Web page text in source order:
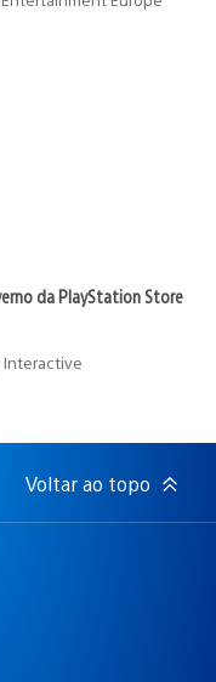
da PlayStation Store
Interactive
Voltar ao topo